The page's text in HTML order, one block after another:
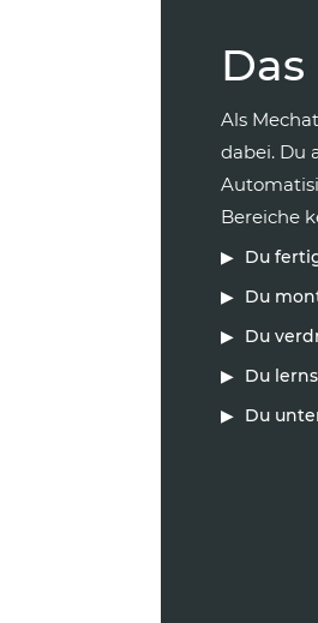
Als
dabei. Du
Bereiche
Du
Du
Du
Du
Du